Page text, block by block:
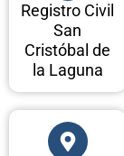
Registro Civil
San
Cristóbal de
la Laguna